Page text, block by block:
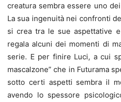
creatura sembra essere uno
La sua ingenuità nei confronti
si crea tra le sue aspettative
regala alcuni dei momenti di
serie. E per finire Luci, a cui
mascalzone” che in Futurama
sotto certi aspetti sembra il
avendo lo spessore